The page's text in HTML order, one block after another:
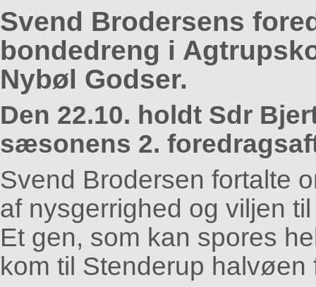
Svend Brodersens
bondedreng i
Nybøl Godser.
Den 22.10. holdt Sdr
sæsonens 2.
Svend Brodersen fortalte
af nysgerrighed og viljen
Et gen, som kan spores
kom til Stenderup